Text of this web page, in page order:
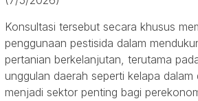
Konsultasi tersebut secara khusus
penggunaan pestisida dalam
pertanian berkelanjutan, terutama
unggulan daerah seperti kelapa
menjadi sektor penting bagi